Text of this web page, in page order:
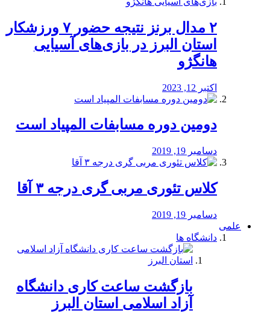
۲ مدال برنز نتیجه حضور ۷ ورزشکار
استان البرز در بازی‌های آسیایی
هانگژو
اکتبر 12, 2023
دومین دوره مسابفات المپیاد است
دسامبر 19, 2019
کلاس تئوری مربی گری درجه ۳ آقا
دسامبر 19, 2019
علمی
دانشگاه ها
بازگشت ساعت کاری دانشگاه
آزاد اسلامی استان البرز